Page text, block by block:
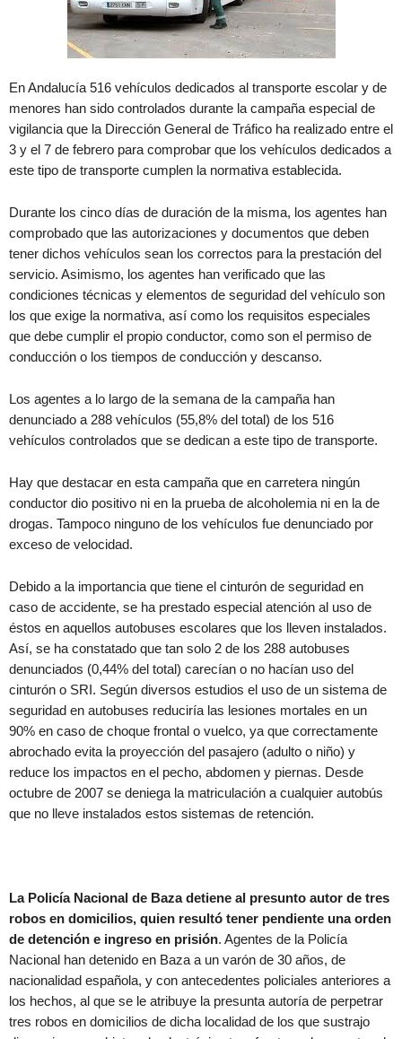
En Andalucía 516 vehículos dedicados al transporte escolar y de
menores han sido controlados durante la campaña especial de
vigilancia que la Dirección General de Tráfico ha realizado entre el
3 y el 7 de febrero para comprobar que los vehículos dedicados a
este tipo de transporte cumplen la normativa establecida.
Durante los cinco días de duración de la misma, los agentes han
comprobado que las autorizaciones y documentos que deben
tener dichos vehículos sean los correctos para la prestación del
servicio. Asimismo, los agentes han verificado que las
condiciones técnicas y elementos de seguridad del vehículo son
los que exige la normativa, así como los requisitos especiales
que debe cumplir el propio conductor, como son el permiso de
conducción o los tiempos de conducción y descanso.
Los agentes a lo largo de la semana de la campaña han
denunciado a 288 vehículos (55,8% del total) de los 516
vehículos controlados que se dedican a este tipo de transporte.
Hay que destacar en esta campaña que en carretera ningún
conductor dio positivo ni en la prueba de alcoholemia ni en la de
drogas. Tampoco ninguno de los vehículos fue denunciado por
exceso de velocidad.
Debido a la importancia que tiene el cinturón de seguridad en
caso de accidente, se ha prestado especial atención al uso de
éstos en aquellos autobuses escolares que los lleven instalados.
Así, se ha constatado que tan solo 2 de los 288 autobuses
denunciados (0,44% del total) carecían o no hacían uso del
cinturón o SRI. Según diversos estudios el uso de un sistema de
seguridad en autobuses reduciría las lesiones mortales en un
90% en caso de choque frontal o vuelco, ya que correctamente
abrochado evita la proyección del pasajero (adulto o niño) y
reduce los impactos en el pecho, abdomen y piernas. Desde
octubre de 2007 se deniega la matriculación a cualquier autobús
que no lleve instalados estos sistemas de retención.
La Policía Nacional de Baza detiene al presunto autor de tres
robos en domicilios, quien resultó tener pendiente una orden
de detención e ingreso en prisión. Agentes de la Policía
Nacional han detenido en Baza a un varón de 30 años, de
nacionalidad española, y con antecedentes policiales anteriores a
los hechos, al que se le atribuye la presunta autoría de perpetrar
tres robos en domicilios de dicha localidad de los que sustrajo